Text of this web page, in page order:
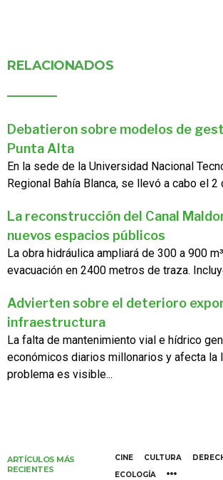
RELACIONADOS
Debatieron sobre modelos de
Punta Alta
En la sede de la Universidad Nacional
Regional Bahía Blanca, se llevó a cabo el 2
La reconstrucción del Canal
nuevos espacios públicos
La obra hidráulica ampliará de 300 a 900
evacuación en 2400 metros de traza.
Advierten sobre el deterioro
infraestructura
La falta de mantenimiento vial e hídrico
económicos diarios millonarios y afecta la
problema es visible...
ARTÍCULOS MÁS
RECIENTES
CINE CULTURA
ECOLOGÍA